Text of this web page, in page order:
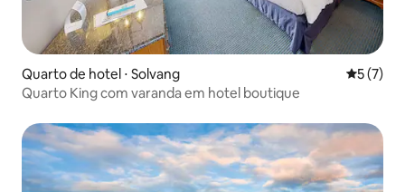
Quarto de hotel ⋅ Solvang 5 de
5 (7)
Quarto King com varanda em hotel boutique